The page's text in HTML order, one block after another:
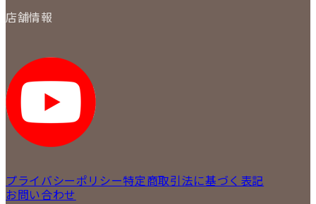
質について
返品について
各事業部の紹介
STAFF BLOG
SNS
店舗情報
LIPS 新宿店
LIPS 札幌パルコ店
LIPS 札幌白石店
LIPS 通信販売事業部
プライバシーポリシー特定商取引法に基づく表記
お問い合わせ